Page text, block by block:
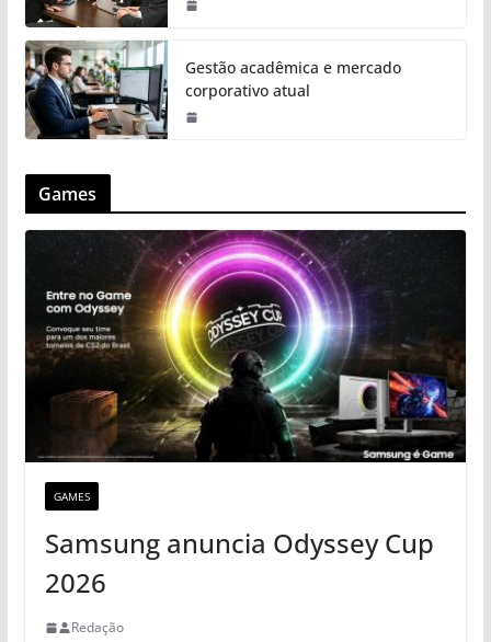
Gestão acadêmica e mercado
corporativo atual
Games
GAMES
Samsung anuncia Odyssey Cup
2026
Redação